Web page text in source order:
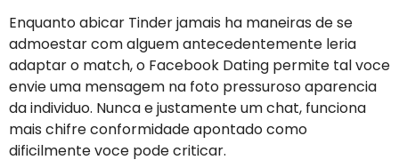
Enquanto abicar Tinder jamais ha maneiras de se
admoestar com alguem antecedentemente leria
adaptar o match, o Facebook Dating permite tal voce
envie uma mensagem na foto pressuroso aparencia
da individuo. Nunca e justamente um chat, funciona
mais chifre conformidade apontado como
dificilmente voce pode criticar.